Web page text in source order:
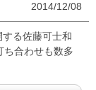
2014/12/08
る佐藤可士和
ち合わせも数多